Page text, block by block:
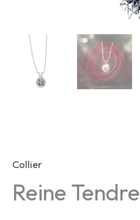
Collier
Reine Tendre